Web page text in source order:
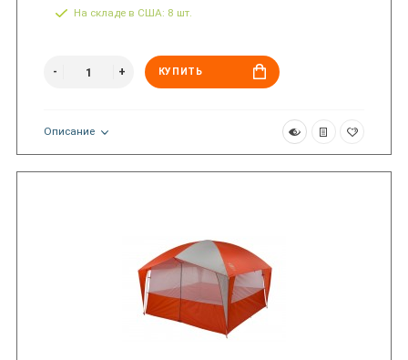
На складе в США: 8 шт.
КУПИТЬ
Описание